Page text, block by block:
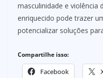
masculinidade e violência
enriquecido pode trazer
potencializar soluções
Compartilhe isso:
Facebook